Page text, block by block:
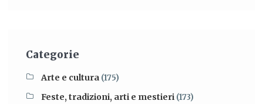
Categorie
Arte e cultura (175)
Feste, tradizioni, arti e mestieri (173)